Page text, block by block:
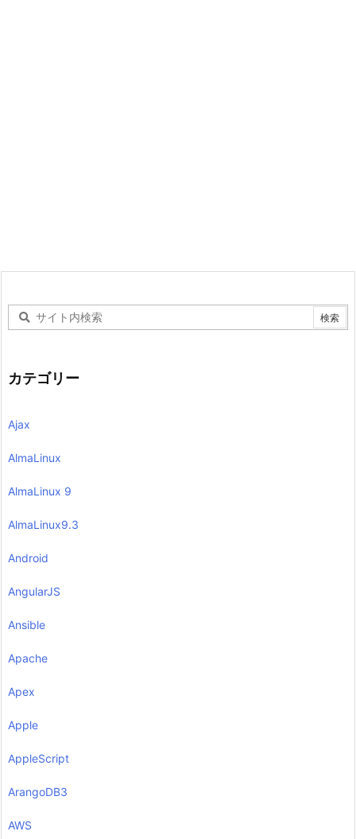
カテゴリー
Ajax
AlmaLinux
AlmaLinux 9
AlmaLinux9.3
Android
AngularJS
Ansible
Apache
Apex
Apple
AppleScript
ArangoDB3
AWS